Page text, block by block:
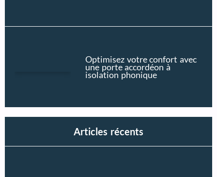
Optimisez votre confort avec
une porte accordéon à
isolation phonique
Articles récents